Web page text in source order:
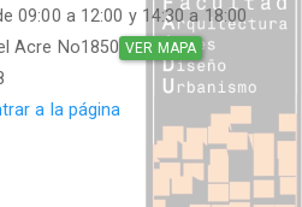
09:00 a 12:00 y 14:30 a 18:00
Acre No1850 VER MAPA
a la página